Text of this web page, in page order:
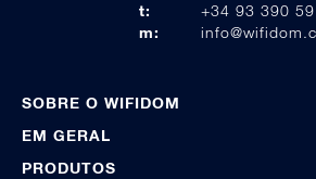
t:
+34 93 390
m:
SOBRE O WIFIDOM
EM GERAL
PRODUTOS